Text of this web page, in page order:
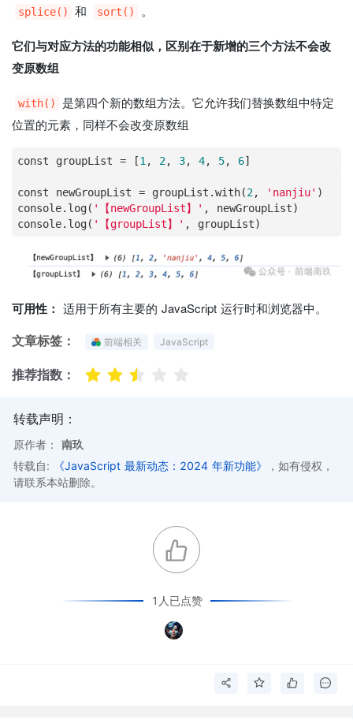
splice() 和 sort() 。
它们与对应方法的功能相似，区别在于新增的三个方法不会改
变原数组
with()
是第四个新的数组方法。它允许我们替换数组中特定
位置的元素，同样不会改变原数组
const groupList = [1 , 2, 3, 4, 5, 6]
const newGroupList = groupList.with(2, 'nanjiu' )
console.log( '【newGroupList】' , newGroupList)
console.log( '【groupList】'
可用性： 适用于所有主要的 JavaScript 运行时和浏览器中。
文章标签： 前端相关 JavaScript
推荐指数：
转载声明：
原作者： 南玖
转载自:
《JavaScript 最新动态：2024 年新功能》
，如有侵权，
请联系本站删除。
1人已点赞